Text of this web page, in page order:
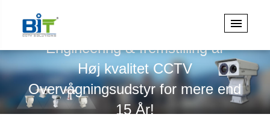
Engineering & fremstilling af
Høj kvalitet CCTV
Overvågningsudstyr for mere end
15 År!